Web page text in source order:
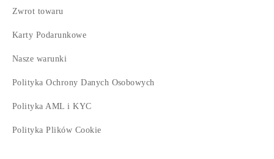
Zwrot towaru
Karty Podarunkowe
Nasze warunki
Polityka Ochrony Danych Osobowych
Polityka AML i KYC
Polityka Plików Cookie